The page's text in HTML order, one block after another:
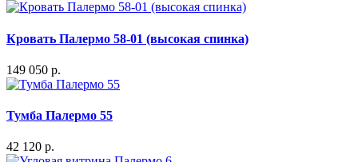
Кровать Палермо 58-01 (высокая спинка)
149 050 р.
Тумба Палермо 55
42 120 р.